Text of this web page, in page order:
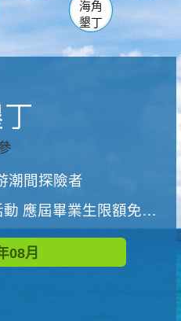
海角
墾丁
潮間探險者
屆畢業生限額免費參加
08月